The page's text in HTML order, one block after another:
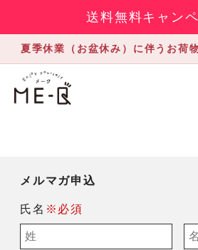
送料無料キャン
夏季休業（お盆休み）に伴うお荷
メルマガ申込
氏名 ※必須